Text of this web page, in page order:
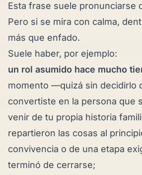
Esta frase suele pronunciarse
Pero si se mira con calma,
más que enfado.
Suele haber, por ejemplo:
un rol asumido hace mucho
momento —quizá sin decidirlo
convertiste en la persona que
venir de tu propia historia
repartieron las cosas al
convivencia o de una etapa
terminó de cerrarse;